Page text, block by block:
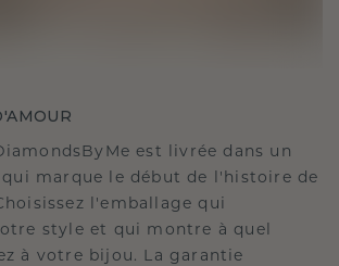
est livrée dans un
marque le début de l'histoire de
l'emballage qui
style et qui montre à quel
à votre bijou. La garantie